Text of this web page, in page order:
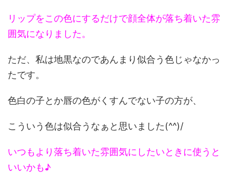
リップをこの色にするだけで顔全体が落ち着いた雰
囲気になりました。
ただ、私は地黒なのであんまり似合う色じゃなかっ
たです。
色白の子とか唇の色がくすんでない子の方が、
こういう色は似合うなぁと思いました(^^)/
いつもより落ち着いた雰囲気にしたいときに使うと
いいかも♪